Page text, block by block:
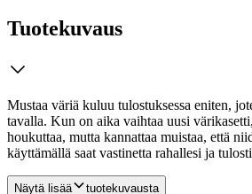
Tuotekuvaus
Mustaa väriä kuluu tulostuksessa eniten,
tavalla. Kun on aika vaihtaa uusi
houkuttaa, mutta kannattaa muistaa, että
käyttämällä saat vastinetta rahallesi ja
Näytä lisää tuotekuvausta